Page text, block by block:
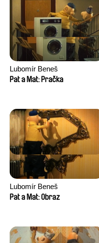
Lubomír Beneš
Pat a Mat: Pračka
Lubomír Beneš
Pat a Mat: Obraz